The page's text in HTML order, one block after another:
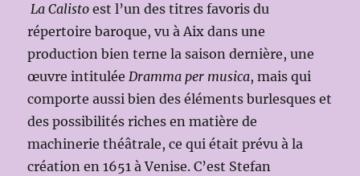
La Calisto est l’un des titres favoris du
répertoire baroque, vu à Aix dans une
production bien terne la saison dernière, une
œuvre intituléeDramma per musica, mais qui
comporte aussi bien des éléments burlesques et
des possibilités riches en matière de
machinerie théâtrale, ce qui était prévu à la
création en 1651 à Venise. C’est Stefan